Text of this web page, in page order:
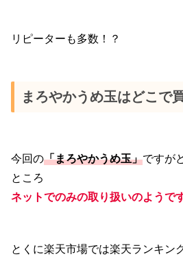
リピーターも多数！？
まろやかうめ玉はどこで
今回の「まろやかうめ玉」ですが
ところ
ネットでのみの取り扱いのようです
とくに楽天市場では楽天ランキン